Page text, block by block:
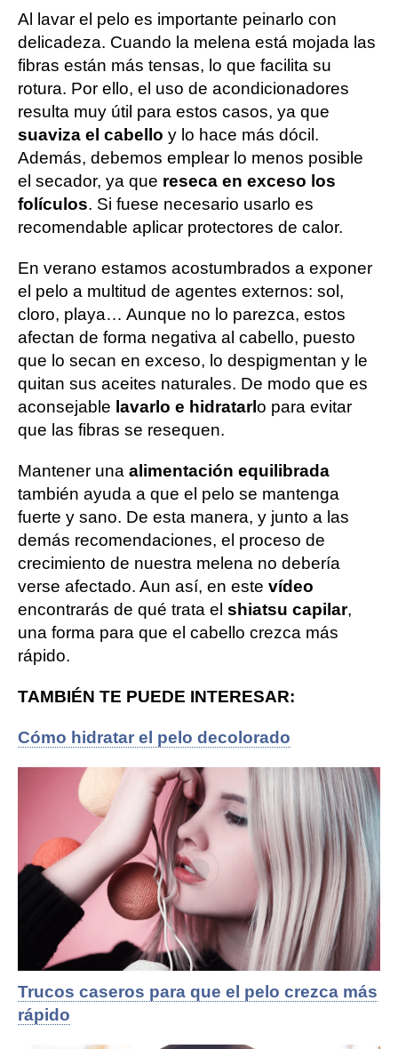
Al lavar el pelo es importante peinarlo con
delicadeza. Cuando la melena está mojada las
fibras están más tensas, lo que facilita su
rotura. Por ello, el uso de acondicionadores
resulta muy útil para estos casos, ya que
suaviza el cabello y lo hace más dócil.
Además, debemos emplear lo menos posible
el secador, ya que reseca en exceso los
folículos. Si fuese necesario usarlo es
recomendable aplicar protectores de calor.
En verano estamos acostumbrados a exponer
el pelo a multitud de agentes externos: sol,
cloro, playa… Aunque no lo parezca, estos
afectan de forma negativa al cabello, puesto
que lo secan en exceso, lo despigmentan y le
quitan sus aceites naturales. De modo que es
aconsejable lavarlo e hidratarlo para evitar
que las fibras se resequen.
Mantener una alimentación equilibrada
también ayuda a que el pelo se mantenga
fuerte y sano. De esta manera, y junto a las
demás recomendaciones, el proceso de
crecimiento de nuestra melena no debería
verse afectado. Aun así, en este vídeo
encontrarás de qué trata el shiatsu capilar,
una forma para que el cabello crezca más
rápido.
TAMBIÉN TE PUEDE INTERESAR:
Cómo hidratar el pelo decolorado
Trucos caseros para que el pelo crezca más
rápido